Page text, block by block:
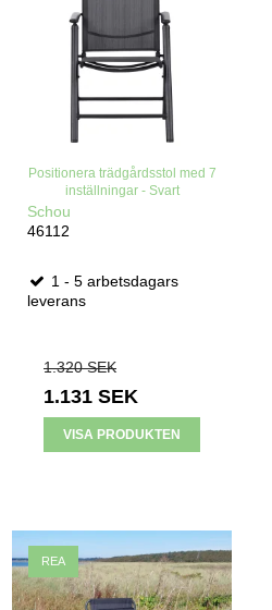
Positionera trädgårdsstol med 7
inställningar - Svart
Schou
46112
1 - 5 arbetsdagars
leverans
1.320 SEK
1.131 SEK
VISA PRODUKTEN
REA